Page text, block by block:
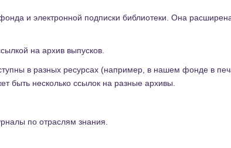
и электронной подписки библиотеки. Она
на архив выпусков.
в разных ресурсах (например, в нашем фонде в
быть несколько ссылок на разные архивы.
по отраслям знания.